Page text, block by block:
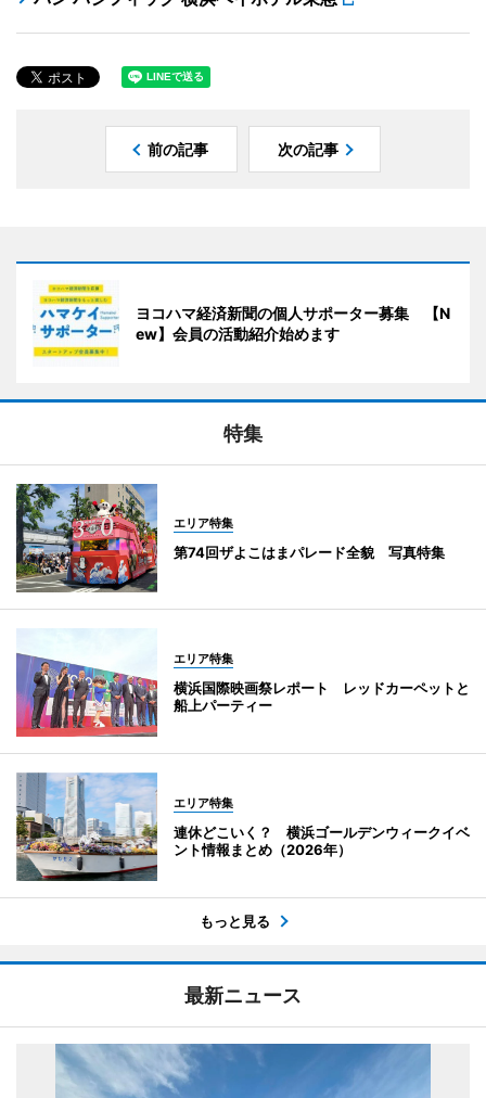
前の記事 次の記事
ヨコハマ経済新聞の個人サポーター募集 【N
ew】会員の活動紹介始めます
特集
エリア特集
第74回ザよこはまパレード全貌 写真特集
エリア特集
横浜国際映画祭レポート レッドカーペットと
船上パーティー
エリア特集
連休どこいく？ 横浜ゴールデンウィークイベ
ント情報まとめ（2026年）
もっと見る
最新ニュース